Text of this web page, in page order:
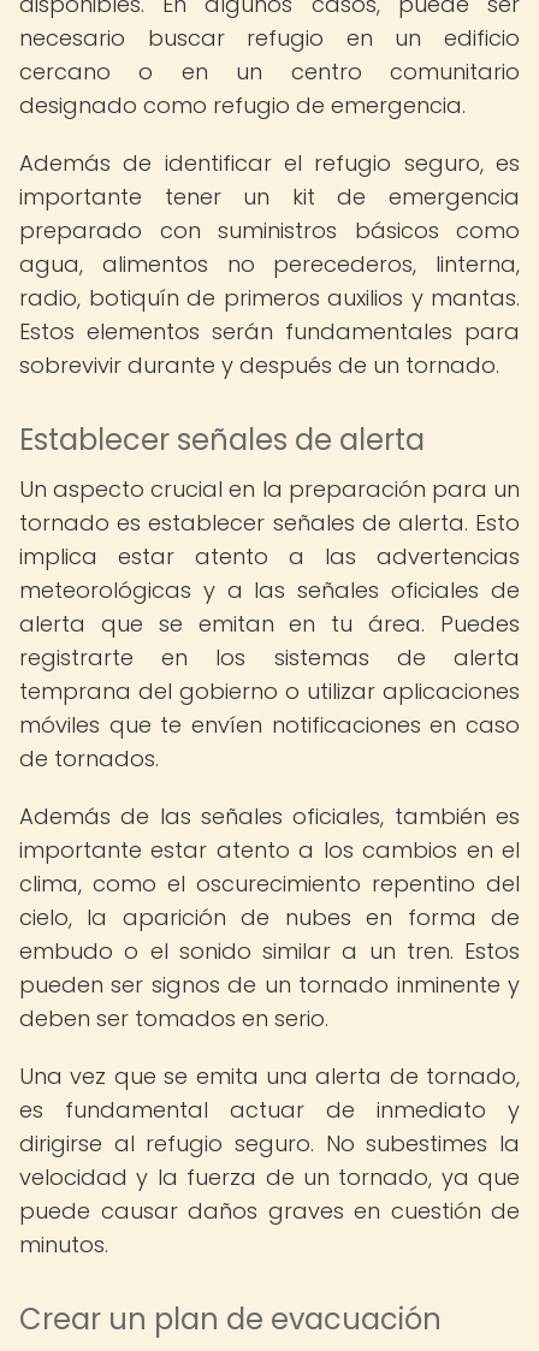
necesario buscar refugio en un edificio
cercano o en un centro comunitario
designado como refugio de emergencia.
Además de identificar el refugio seguro, es
importante tener un kit de emergencia
preparado con suministros básicos como
agua, alimentos no perecederos, linterna,
radio, botiquín de primeros auxilios y mantas.
Estos elementos serán fundamentales para
sobrevivir durante y después de un tornado.
Establecer señales de alerta
Un aspecto crucial en la preparación para un
tornado es establecer señales de alerta. Esto
implica estar atento a las advertencias
meteorológicas y a las señales oficiales de
alerta que se emitan en tu área. Puedes
registrarte en los sistemas de alerta
temprana del gobierno o utilizar aplicaciones
móviles que te envíen notificaciones en caso
de tornados.
Además de las señales oficiales, también es
importante estar atento a los cambios en el
clima, como el oscurecimiento repentino del
cielo, la aparición de nubes en forma de
embudo o el sonido similar a un tren. Estos
pueden ser signos de un tornado inminente y
deben ser tomados en serio.
Una vez que se emita una alerta de tornado,
es fundamental actuar de inmediato y
dirigirse al refugio seguro. No subestimes la
velocidad y la fuerza de un tornado, ya que
puede causar daños graves en cuestión de
minutos.
Crear un plan de evacuación